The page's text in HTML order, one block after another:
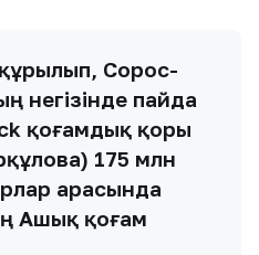
Сорос-
негізінде пайда
қоғамдық қоры
175 млн
арасында
Ашық қоғам